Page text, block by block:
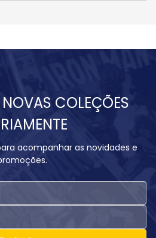
COLEÇÕES
acompanhar as novidades e